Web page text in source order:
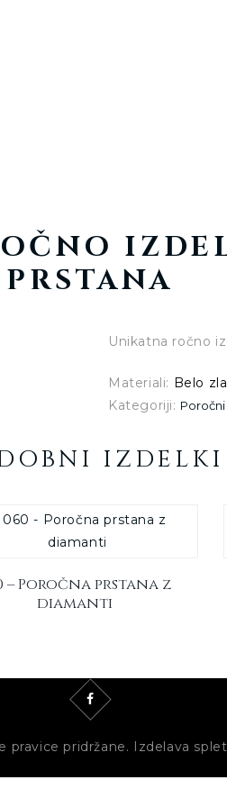
PRSTANA
Unikatna ročno
Materiali: Belo
Kategoriji:
IZDELKI
– Poročna prstana z
diamanti
pravice pridržane. Izdelava